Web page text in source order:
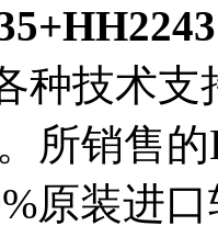
种技术
所销售
原装进